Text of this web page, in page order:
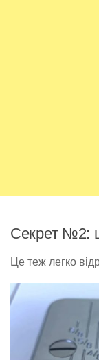
Секрет №2:
Це теж легко